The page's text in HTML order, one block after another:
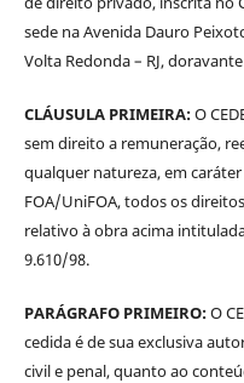
sede na Avenida Dauro
Volta Redonda – RJ,
CLÁUSULA PRIMEIRA:O
sem direito a remuneração,
qualquer natureza, em
FOA/UniFOA, todos os
relativo à obra acima
9.610/98.
PARÁGRAFO PRIMEIRO:O
cedida é de sua exclusiva
civil e penal, quanto ao